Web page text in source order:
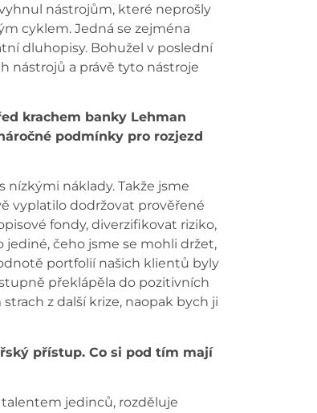
nástrojům, které neprošly
cyklem. Jedná se zejména
dluhopisy. Bohužel v poslední
nástrojů a právě tyto nástroje
krachem banky Lehman
podmínky pro rozjezd
nízkými náklady. Takže jsme
vyplatilo dodržovat prověřené
fondy, diverzifikovat riziko,
jediné, čeho jsme se mohli držet,
portfolií našich klientů byly
překlápěla do pozitivních
z další krize, naopak bych ji
přístup. Co si pod tím mají
jedinců, rozděluje